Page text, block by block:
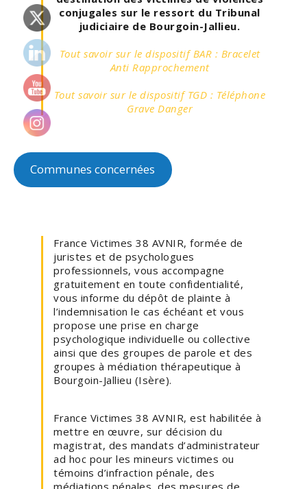
conjugales sur le ressort du Tribunal
judiciaire de Bourgoin-Jallieu.
Tout savoir sur le dispositif BAR : Bracelet
Anti Rapprochement
Tout savoir sur le dispositif TGD : Téléphone
Grave Danger
Communes concernées
France Victimes 38 AVNIR, formée de
juristes et de psychologues
professionnels, vous accompagne
gratuitement en toute confidentialité,
vous informe du dépôt de plainte à
l’indemnisation le cas échéant et vous
propose une prise en charge
psychologique individuelle ou collective
ainsi que des groupes de parole et des
groupes à médiation thérapeutique à
Bourgoin-Jallieu (Isère).
France Victimes 38 AVNIR, est habilitée à
mettre en œuvre, sur décision du
magistrat, des mandats d’administrateur
ad hoc pour les mineurs victimes ou
témoins d’infraction pénale, des
médiations pénales, des mesures de